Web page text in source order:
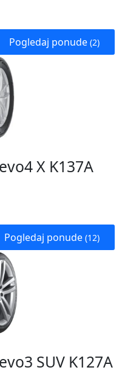
Pogledaj ponude (2)
X K137A
Pogledaj ponude (12)
SUV K127A